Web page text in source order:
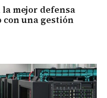
mejor defensa
una gestión